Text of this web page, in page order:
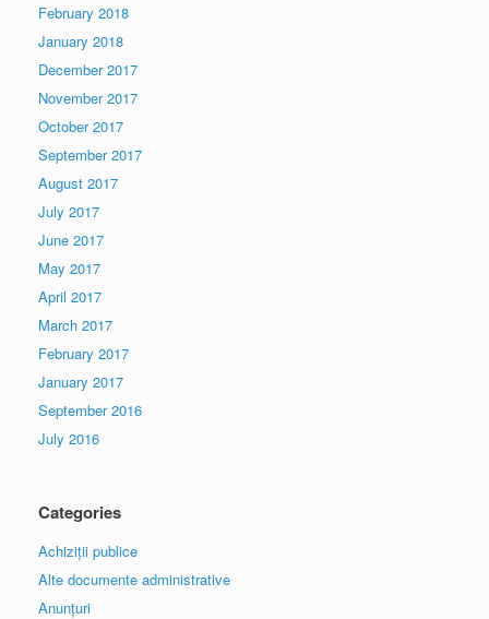
February 2018
January 2018
December 2017
November 2017
October 2017
September 2017
August 2017
July 2017
June 2017
May 2017
April 2017
March 2017
February 2017
January 2017
September 2016
July 2016
Categories
Achiziții publice
Alte documente administrative
Anunțuri